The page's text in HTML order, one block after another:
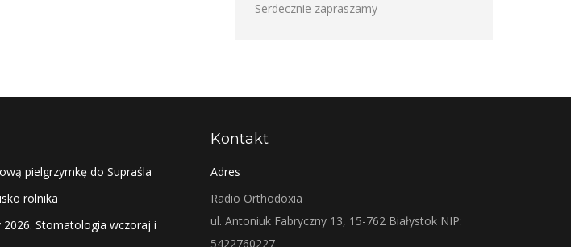
Serdecznie zapraszamy
pielgrzymkę do Supraśla
rolnika
Stomatologia wczoraj i
Kontakt
Adres
Radio Orthodoxia
ul. Antoniuk Fabryczny 13, 15-762 Białystok NIP:
5422760227